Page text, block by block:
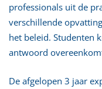
professionals uit de
verschillende
het beleid. Studenten
antwoord
De afgelopen 3 jaar